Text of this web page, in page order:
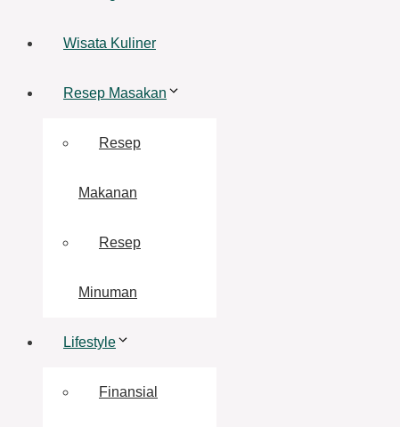
Wisata Kuliner
Resep Masakan
Resep
Makanan
Resep
Minuman
Lifestyle
Finansial